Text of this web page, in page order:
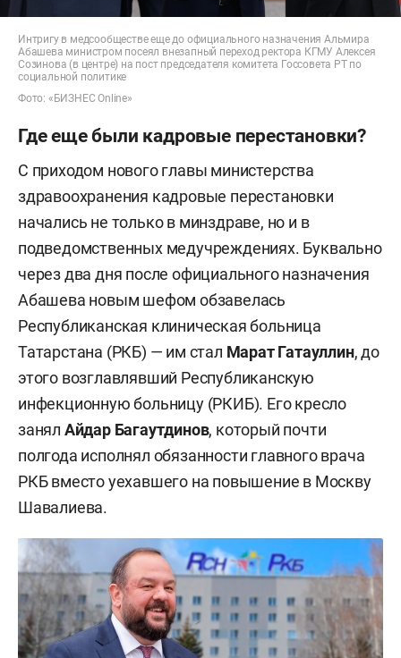
Интригу в медсообществе еще до официального назначения Альмира
Абашева министром посеял внезапный переход ректора КГМУ Алексея
Созинова (в центре) на пост председателя комитета Госсовета РТ по
социальной политике
Фото: «БИЗНЕС Online»
Где еще были кадровые перестановки?
С приходом нового главы министерства
здравоохранения кадровые перестановки
начались не только в минздраве, но и в
подведомственных медучреждениях. Буквально
через два дня после официального назначения
Абашева новым шефом обзавелась
Республиканская клиническая больница
Татарстана (РКБ) — им стал Марат Гатауллин, до
этого возглавлявший Республиканскую
инфекционную больницу (РКИБ). Его кресло
занял Айдар Багаутдинов, который почти
полгода исполнял обязанности главного врача
РКБ вместо уехавшего на повышение в Москву
Шавалиева.